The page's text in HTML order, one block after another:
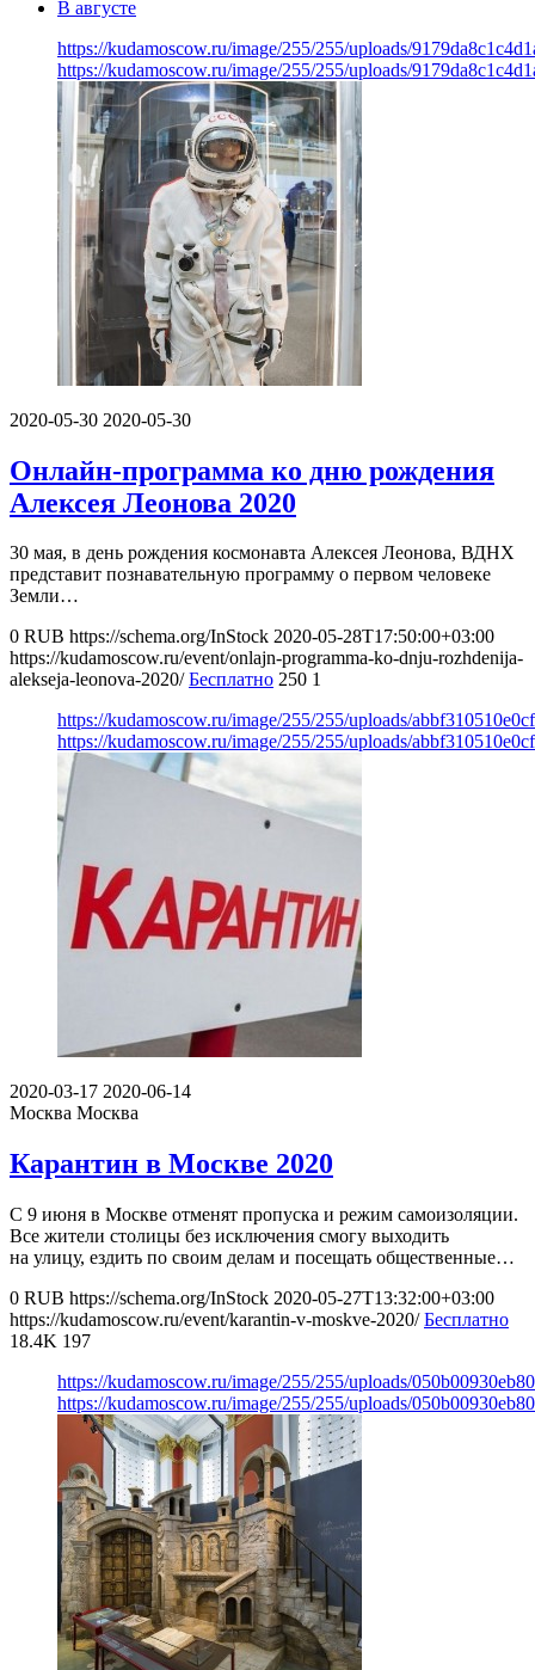
В августе
https://kudamoscow.ru/image/255/255/uploads/
https://kudamoscow.ru/image/255/255/uploads/
2020-05-30 2020-05-30
Онлайн-программа ко дню рождения
Алексея Леонова 2020
30 мая, в день рождения космонавта Алексея Леонова, ВДНХ
представит познавательную программу о первом человеке
Земли…
0 RUB https://schema.org/InStock 2020-05-28T17:50:00+03:00
https://kudamoscow.ru/event/onlajn-programma-ko-dnju-rozhdenija-
alekseja-leonova-2020/ Бесплатно 250 1
https://kudamoscow.ru/image/255/255/uploads/
https://kudamoscow.ru/image/255/255/uploads/
2020-03-17 2020-06-14
Москва Москва
Карантин в Москве 2020
С 9 июня в Москве отменят пропуска и режим самоизоляции.
Все жители столицы без исключения смогу выходить
на улицу, ездить по своим делам и посещать общественные…
0 RUB https://schema.org/InStock 2020-05-27T13:32:00+03:00
https://kudamoscow.ru/event/karantin-v-moskve-2020/ Бесплатно
18.4K 197
https://kudamoscow.ru/image/255/255/uploads/
https://kudamoscow.ru/image/255/255/uploads/